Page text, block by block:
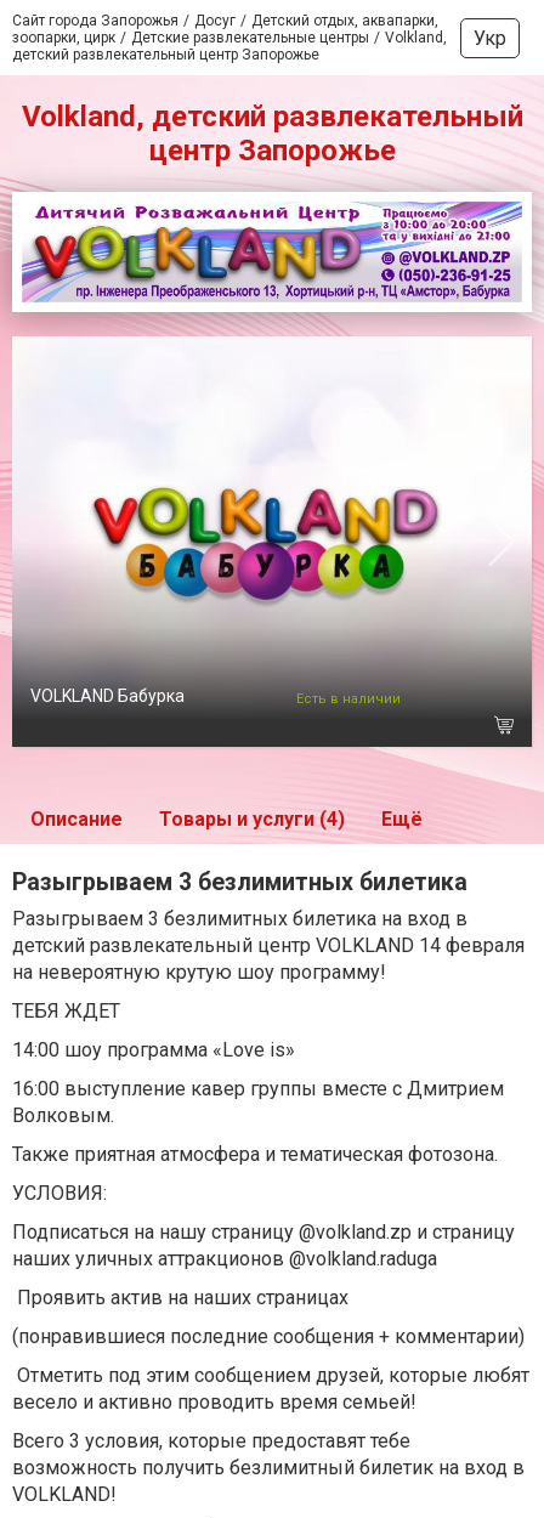
Сайт города Запорожья Досуг
Детский отдых, аквапарки,
зоопарки, цирк
Детские развлекательные центры
Volkland,
детский развлекательный центр Запорожье
Укр
Volkland, детский развлекательный
центр Запорожье
VOLKLAND Бабурка Есть в наличии
Описание Товары и услуги (4) Ещё
Разыгрываем 3 безлимитных билетика
Разыгрываем 3 безлимитных билетика на вход в
детский развлекательный центр VOLKLAND 14 февраля
на невероятную крутую шоу программу!
ТЕБЯ ЖДЕТ
14:00 шоу программа «Love is»
16:00 выступление кавер группы вместе с Дмитрием
Волковым.
Также приятная атмосфера и тематическая фотозона.
УСЛОВИЯ:
Подписаться на нашу страницу @volkland.zp и страницу
наших уличных аттракционов @volkland.raduga
Проявить актив на наших страницах
(понравившиеся последние сообщения + комментарии)
Отметить под этим сообщением друзей, которые любят
весело и активно проводить время семьей!
Всего 3 условия, которые предоставят тебе
возможность получить безлимитный билетик на вход в
VOLKLAND!